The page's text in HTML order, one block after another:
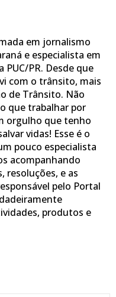
em jornalismo
e especialista em
PUC/PR. Desde que
com o trânsito, mais
de Trânsito. Não
que trabalhar por
orgulho que tenho
vidas! Esse é o
pouco especialista
acompanhando
resoluções, e as
pelo Portal
produtos e